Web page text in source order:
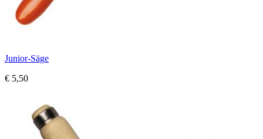
Junior-Säge
€ 5,50